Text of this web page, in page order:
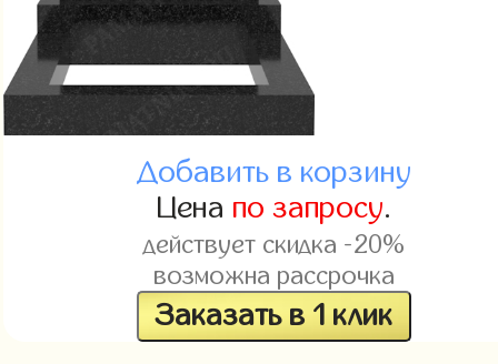
Добавить в корзину
Цена по запросу.
действует скидка -20%
возможна рассрочка
Заказать в 1 клик